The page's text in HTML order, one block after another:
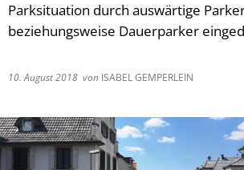
Parksituation durch auswärtige
beziehungsweise Dauerparker
10. August 2018 von ISABEL GEMPERLEIN